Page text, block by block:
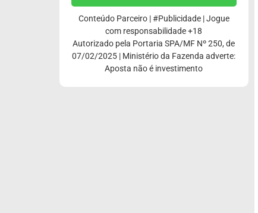
Conteúdo Parceiro | #Publicidade | Jogue
com responsabilidade +18
Autorizado pela Portaria SPA/MF Nº 250, de
07/02/2025 | Ministério da Fazenda adverte:
Aposta não é investimento